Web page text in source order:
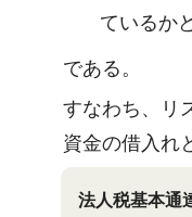
ているか
である。
すなわち、リ
資金の借入れ
法人税基本通